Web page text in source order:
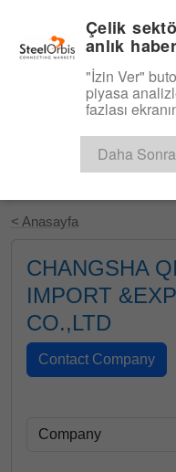
< Anasayfa
CHANGSHA
IMPORT
CO.,LTD
Çelik
anlık
"İzin Ver"
piyasa
fazlası
Daha Sonra